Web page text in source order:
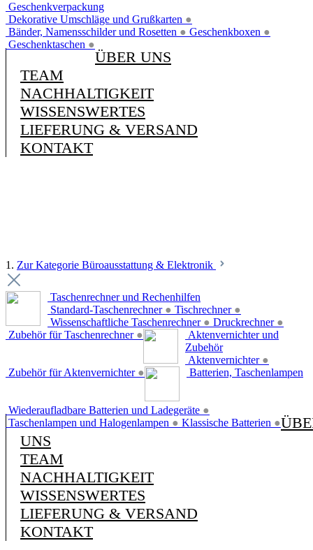
Geschenkverpackung
Dekorative Umschläge und Grußkarten ●
Bänder, Namensschilder und Rosetten ● Geschenkboxen ●
Geschenktaschen ●
ÜBER UNS
TEAM
NACHHALTIGKEIT
WISSENSWERTES
LIEFERUNG & VERSAND
KONTAKT
1. Zur Kategorie Büroausstattung & Elektronik
Taschenrechner und Rechenhilfen
Standard-Taschenrechner ● Tischrechner ●
Wissenschaftliche Taschenrechner ● Druckrechner ●
Zubehör für Taschenrechner ●
Aktenvernichter und
Zubehör
Aktenvernichter ●
Zubehör für Aktenvernichter ● Batterien, Taschenlampen
Wiederaufladbare Batterien und Ladegeräte ●
Taschenlampen und Halogenlampen ● Klassische Batterien ●
UNS
TEAM
NACHHALTIGKEIT
WISSENSWERTES
LIEFERUNG & VERSAND
KONTAKT